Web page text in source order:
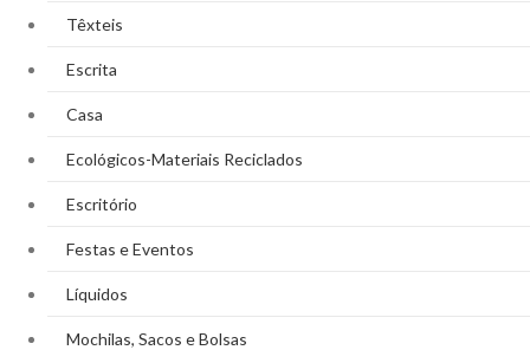
Têxteis
Escrita
Casa
Ecológicos-Materiais Reciclados
Escritório
Festas e Eventos
Líquidos
Mochilas, Sacos e Bolsas